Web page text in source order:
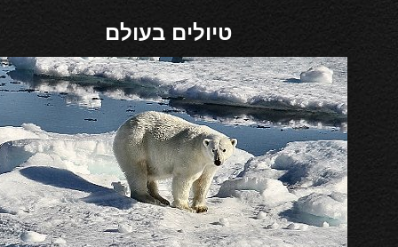
טיולים בעולם